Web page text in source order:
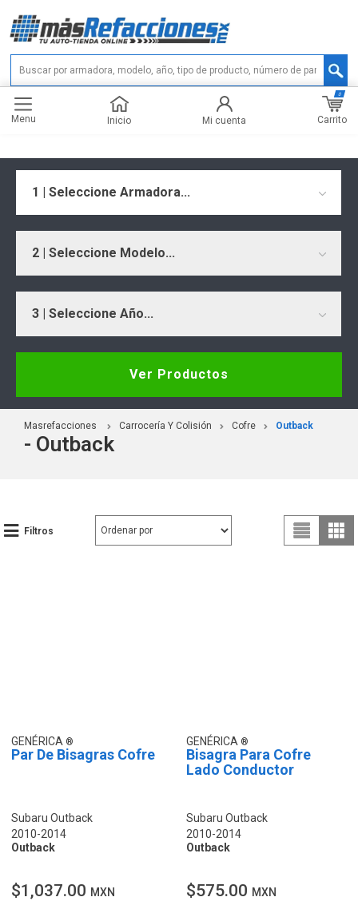
Menu Inicio Mi cuenta Carrito
0
1 | Seleccione Armadora...
2 | Seleccione Modelo...
3 | Seleccione Año...
Ver Productos
Masrefacciones Carrocería Y Colisión Cofre Outback
- Outback
Filtros
GENÉRICA
Par De Bisagras Cofre
Subaru Outback
2010-2014
Outback
$1,037.00 MXN
GENÉRICA
Bisagra Para Cofre
Lado Conductor
Subaru Outback
2010-2014
Outback
$575.00 MXN